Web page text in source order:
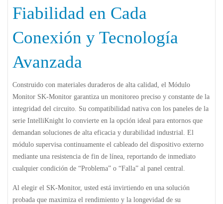
Fiabilidad en Cada
Conexión y Tecnología
Avanzada
Construido con materiales duraderos de alta calidad, el Módulo
Monitor SK-Monitor garantiza un monitoreo preciso y constante de la
integridad del circuito. Su compatibilidad nativa con los paneles de la
serie IntelliKnight lo convierte en la opción ideal para entornos que
demandan soluciones de alta eficacia y durabilidad industrial. El
módulo supervisa continuamente el cableado del dispositivo externo
mediante una resistencia de fin de línea, reportando de inmediato
cualquier condición de “Problema” o “Falla” al panel central.
Al elegir el SK-Monitor, usted está invirtiendo en una solución
probada que maximiza el rendimiento y la longevidad de su